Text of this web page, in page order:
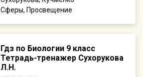
Сферы, Просвещение
Гдз по Биологии 9 класс
Тетрадь-тренажер Сухорукова
Л.Н.